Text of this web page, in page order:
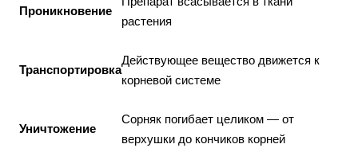
Проникновение
растения
Транспортировка
Действующее вещество движется к
корневой системе
Уничтожение
Сорняк погибает целиком — от
верхушки до кончиков корней